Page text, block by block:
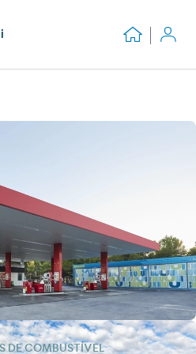
DE COMBUSTÍVEL